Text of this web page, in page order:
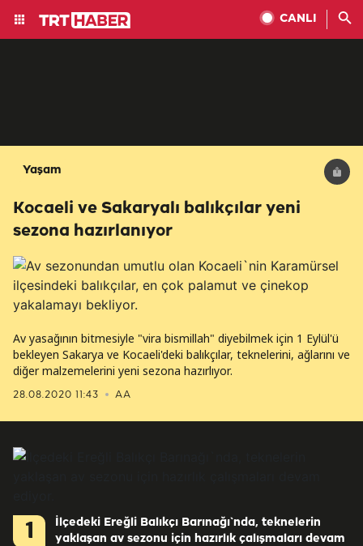
CANLI
Yaşam
Kocaeli ve Sakaryalı balıkçılar yeni
sezona hazırlanıyor
28.08.2020 11:43 AA
Av yasağının bitmesiyle "vira bismillah" diyebilmek için 1 Eylül'ü
bekleyen Sakarya ve Kocaeli'deki balıkçılar, teknelerini, ağlarını ve
diğer malzemelerini yeni sezona hazırlıyor.
1
İlçedeki Ereğli Balıkçı Barınağı`nda, teknelerin
yaklaşan av sezonu için hazırlık çalışmaları devam